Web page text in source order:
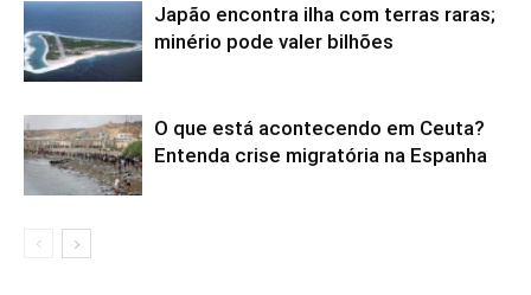
Japão encontra ilha com terras raras;
minério pode valer bilhões
O que está acontecendo em Ceuta?
Entenda crise migratória na Espanha